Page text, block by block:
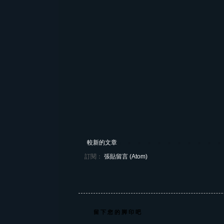
較新的文章
訂閱： 張貼留言 (Atom)
留 下 您 的 脚 印 吧